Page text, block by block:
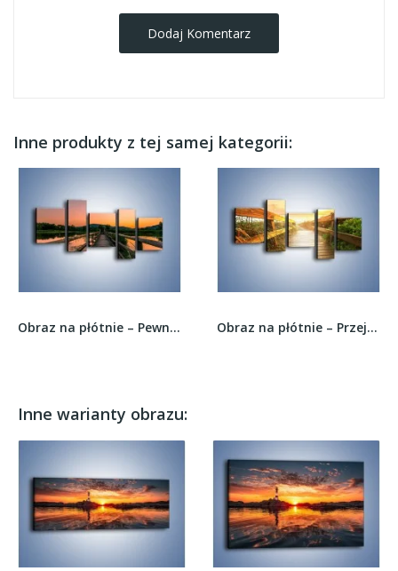
Dodaj Komentarz
Inne produkty z tej samej kategorii:
Obraz na płótnie – Pewnym krokiem na druga... Obraz na płótnie – Przejechać przez mostek –...
Inne warianty obrazu: